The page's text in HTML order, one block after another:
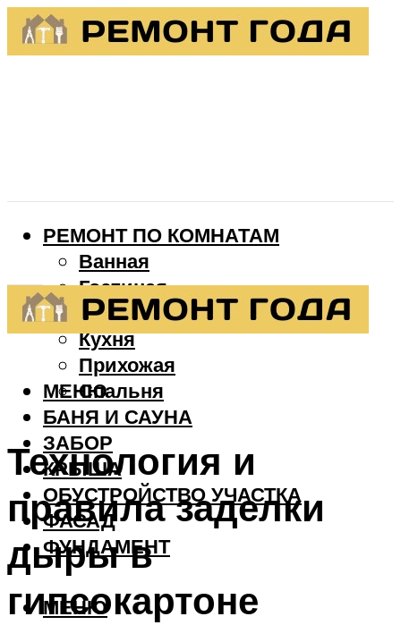
РЕМОНТ ПО КОМНАТАМ
Ванная
Гостиная
Детская
Кухня
Прихожая
Спальня
БАНЯ И САУНА
ЗАБОР
КРЫША
ОБУСТРОЙСТВО УЧАСТКА
ФАСАД
ФУНДАМЕНТ
МЕНЮ
МЕНЮ
Технология и
правила заделки
дыры в
гипсокартоне